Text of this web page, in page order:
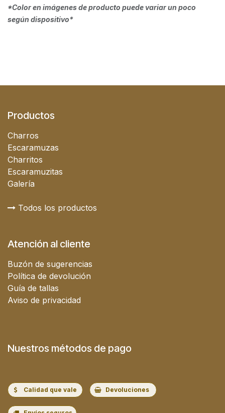
*Color en imágenes de producto puede variar un poco
según dispositivo*
Productos
Charros
Escaramuzas
Charritos
Escaramuzitas
Galería
Todos los productos
Atención al cliente
Buzón de sugerencias
Política de devolución
Guía de tallas
Aviso de privacidad
Nuestros métodos de pago
Calidad que vale Devoluciones